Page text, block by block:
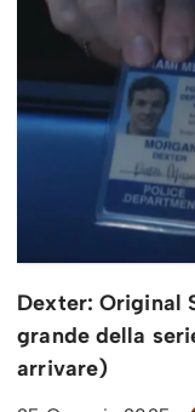
Dexter: Original
grande della
arrivare)